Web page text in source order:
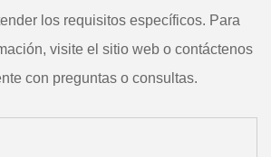
los requisitos específicos. Para
visite el sitio web o contáctenos
con preguntas o consultas.